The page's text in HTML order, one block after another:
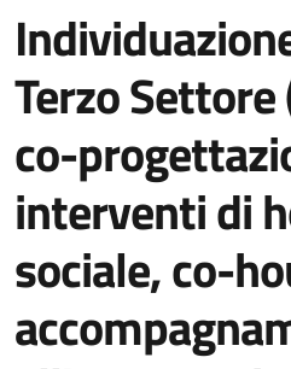
Terzo Settore
co-
interventi di
sociale, co-